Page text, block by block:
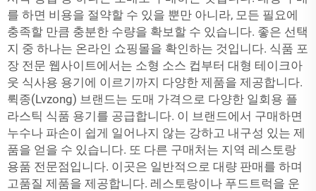
를 하면 비용을 절약할 수 있을 뿐만 아니라, 모든 필요에
충족할 만큼 충분한 수량을 확보할 수 있습니다. 좋은 선택
지 중 하나는 온라인 쇼핑몰을 확인하는 것입니다. 식품 포
장 전문 웹사이트에서는 소형 소스 컵부터 대형 테이크아
웃 식사용 용기에 이르기까지 다양한 제품을 제공합니다.
뤽종(Lvzong) 브랜드는 도매 가격으로 다양한 일회용 플
라스틱 식품 용기를 공급합니다. 이 브랜드에서 구매하면
누수나 파손이 쉽게 일어나지 않는 강하고 내구성 있는 제
품을 얻을 수 있습니다. 또 다른 구매처는 지역 레스토랑
용품 전문점입니다. 이곳은 일반적으로 대량 판매를 하며
고품질 제품을 제공합니다. 레스토랑이나 푸드트럭을 운